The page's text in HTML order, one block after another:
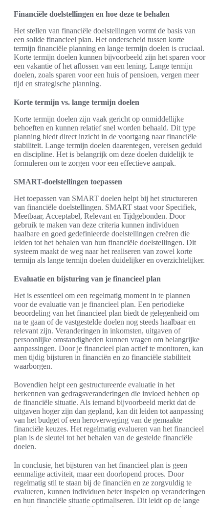
Financiële doelstellingen en hoe deze te behalen
Het stellen van financiële doelstellingen vormt de basis van
een solide financieel plan. Het onderscheid tussen korte
termijn financiële planning en lange termijn doelen is cruciaal.
Korte termijn doelen kunnen bijvoorbeeld zijn het sparen voor
een vakantie of het aflossen van een lening. Lange termijn
doelen, zoals sparen voor een huis of pensioen, vergen meer
tijd en strategische planning.
Korte termijn vs. lange termijn doelen
Korte termijn doelen zijn vaak gericht op onmiddellijke
behoeften en kunnen relatief snel worden behaald. Dit type
planning biedt direct inzicht in de voortgang naar financiële
stabiliteit. Lange termijn doelen daarentegen, vereisen geduld
en discipline. Het is belangrijk om deze doelen duidelijk te
formuleren om te zorgen voor een effectieve aanpak.
SMART-doelstellingen toepassen
Het toepassen van SMART doelen helpt bij het structureren
van financiële doelstellingen. SMART staat voor Specifiek,
Meetbaar, Acceptabel, Relevant en Tijdgebonden. Door
gebruik te maken van deze criteria kunnen individuen
haalbare en goed gedefinieerde doelstellingen creëren die
leiden tot het behalen van hun financiële doelstellingen. Dit
systeem maakt de weg naar het realiseren van zowel korte
termijn als lange termijn doelen duidelijker en overzichtelijker.
Evaluatie en bijsturing van je financieel plan
Het is essentieel om een regelmatig moment in te plannen
voor de evaluatie van je financieel plan. Een periodieke
beoordeling van het financieel plan biedt de gelegenheid om
na te gaan of de vastgestelde doelen nog steeds haalbaar en
relevant zijn. Veranderingen in inkomsten, uitgaven of
persoonlijke omstandigheden kunnen vragen om belangrijke
aanpassingen. Door je financieel plan actief te monitoren, kan
men tijdig bijsturen in financiën en zo financiële stabiliteit
waarborgen.
Bovendien helpt een gestructureerde evaluatie in het
herkennen van gedragsveranderingen die invloed hebben op
de financiële situatie. Als iemand bijvoorbeeld merkt dat de
uitgaven hoger zijn dan gepland, kan dit leiden tot aanpassing
van het budget of een heroverweging van de gemaakte
financiële keuzes. Het regelmatig evalueren van het financieel
plan is de sleutel tot het behalen van de gestelde financiële
doelen.
In conclusie, het bijsturen van het financieel plan is geen
eenmalige activiteit, maar een doorlopend proces. Door
regelmatig stil te staan bij de financiën en ze zorgvuldig te
evalueren, kunnen individuen beter inspelen op veranderingen
en hun financiële situatie optimaliseren. Dit leidt op de lange